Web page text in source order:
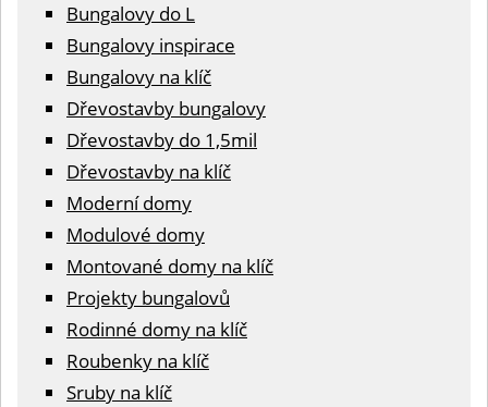
Bungalovy do L
Bungalovy inspirace
Bungalovy na klíč
Dřevostavby bungalovy
Dřevostavby do 1,5mil
Dřevostavby na klíč
Moderní domy
Modulové domy
Montované domy na klíč
Projekty bungalovů
Rodinné domy na klíč
Roubenky na klíč
Sruby na klíč